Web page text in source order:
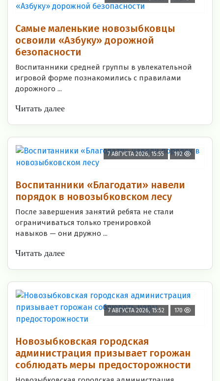
Самые маленькие новозыбковцы
освоили «Азбуку» дорожной
безопасности
Воспитанники средней группы в увлекательной
игровой форме познакомились с правилами
дорожного ...
Читать далее
7 АВГУСТА 2026, 15:55 192
Воспитанники «Благодати» навели
порядок в новозыбковском лесу
После завершения занятий ребята не стали
ограничиваться только тренировкой
навыков — они дружно ...
Читать далее
7 АВГУСТА 2026, 15:52 170
Новозыбковская городская
администрация призывает горожан
соблюдать меры предосторожности